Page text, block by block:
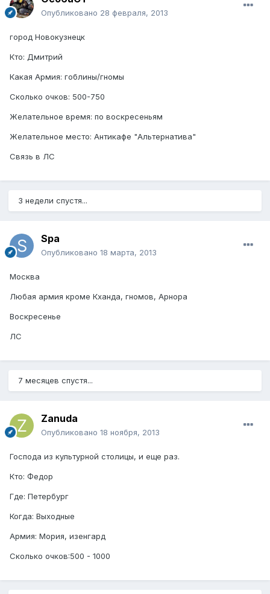
Опубликовано 28 февраля, 2013
город Новокузнецк
Кто: Дмитрий
Какая Армия: гоблины/гномы
Сколько очков: 500-750
Желательное время: по воскресеньям
Желательное место: Антикафе "Альтернатива"
Связь в ЛС
3 недели спустя...
Spa
Опубликовано 18 марта, 2013
Москва
Любая армия кроме Кханда, гномов, Арнора
Воскресенье
ЛС
7 месяцев спустя...
Zanuda
Опубликовано 18 ноября, 2013
Господа из культурной столицы, и еще раз.
Кто: Федор
Где: Петербург
Когда: Выходные
Армия: Мория, изенгард
Сколько очков:500 - 1000